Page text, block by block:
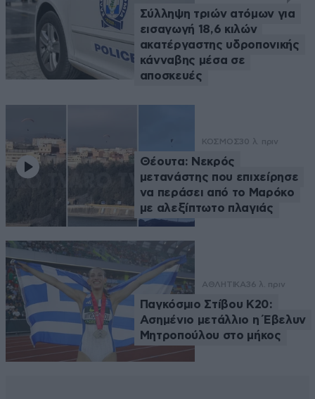
Σύλληψη τριών ατόμων για
εισαγωγή 18,6 κιλών
ακατέργαστης υδροπονικής
κάνναβης μέσα σε
αποσκευές
ΚΟΣΜΟΣ30 λ. πριν
Θέουτα: Νεκρός
μετανάστης που επιχείρησε
να περάσει από το Μαρόκο
με αλεξίπτωτο πλαγιάς
ΑΘΛΗΤΙΚΑ36 λ. πριν
Παγκόσμιο Στίβου Κ20:
Ασημένιο μετάλλιο η Έβελυν
Μητροπούλου στο μήκος